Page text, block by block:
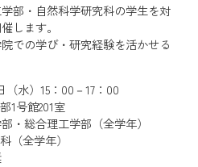
部・自然科学研究科の学生を対
します。
での学び・研究経験を活かせる
水）15：00－17：00
号館201室
総合理工学部（全学年）
学年）